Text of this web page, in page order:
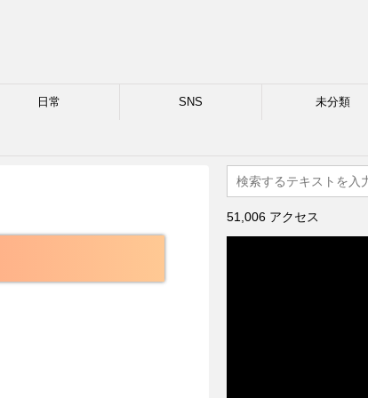
日常 SNS 未分類
51,006 アクセス